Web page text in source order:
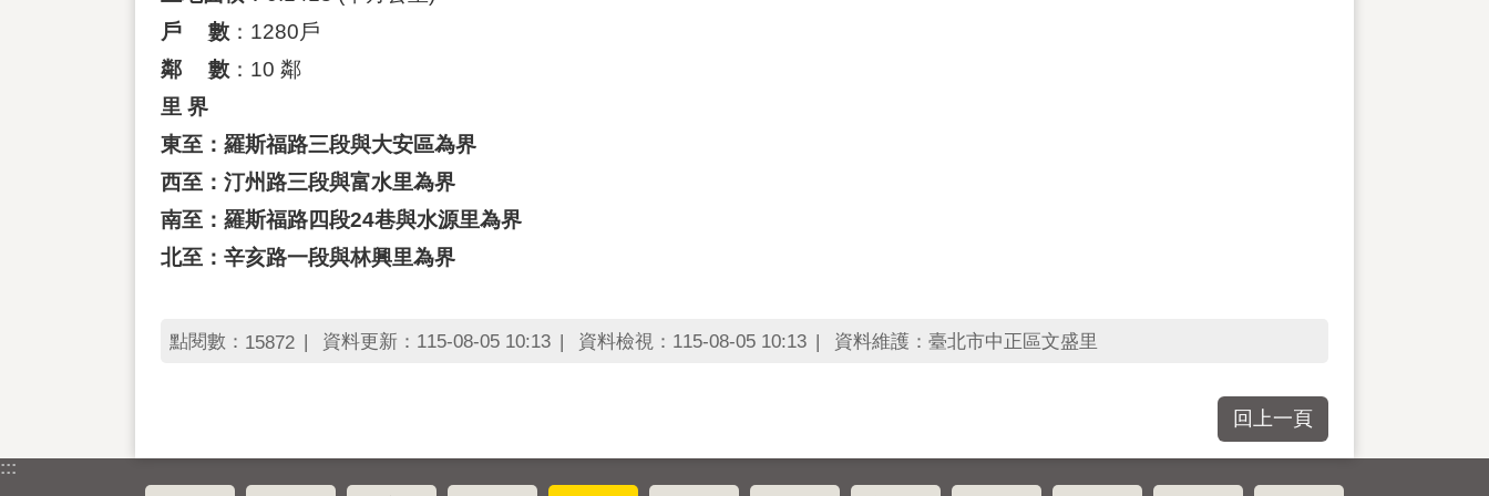
戶 數 ：1280戶
鄰 數 ：10 鄰
里 界
東至：羅斯福路三段與大安區為界
西至：汀州路三段與富水里為界
南至：羅斯福路四段24巷與水源里為界
北至：辛亥路一段與林興里為界
點閱數： 15872 資料更新：115-08-05 10:13 資料檢視：115-08-05 10:13 資料維護：臺北市中正區文盛里
回上一頁
:::